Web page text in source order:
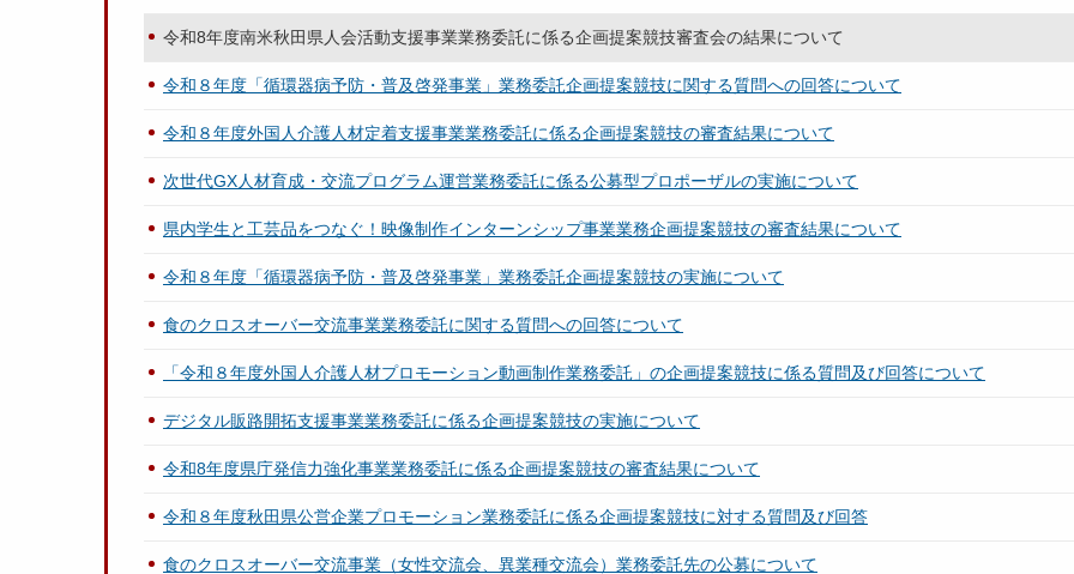
令和8年度南米秋田県人会活動支援事業業務委託に係る企画提案競技審査会の結果について
令和８年度「循環器病予防・普及啓発事業」業務委託企画提案競技に関する質問への回答について
令和８年度外国人介護人材定着支援事業業務委託に係る企画提案競技の審査結果について
次世代GX人材育成・交流プログラム運営業務委託に係る公募型プロポーザルの実施について
県内学生と工芸品をつなぐ！映像制作インターンシップ事業業務企画提案競技の審査結果について
令和８年度「循環器病予防・普及啓発事業」業務委託企画提案競技の実施について
食のクロスオーバー交流事業業務委託に関する質問への回答について
「令和８年度外国人介護人材プロモーション動画制作業務委託」の企画提案競技に係る質問及び回答について
デジタル販路開拓支援事業業務委託に係る企画提案競技の実施について
令和8年度県庁発信力強化事業業務委託に係る企画提案競技の審査結果について
令和８年度秋田県公営企業プロモーション業務委託に係る企画提案競技に対する質問及び回答
食のクロスオーバー交流事業（女性交流会、異業種交流会）業務委託先の公募について